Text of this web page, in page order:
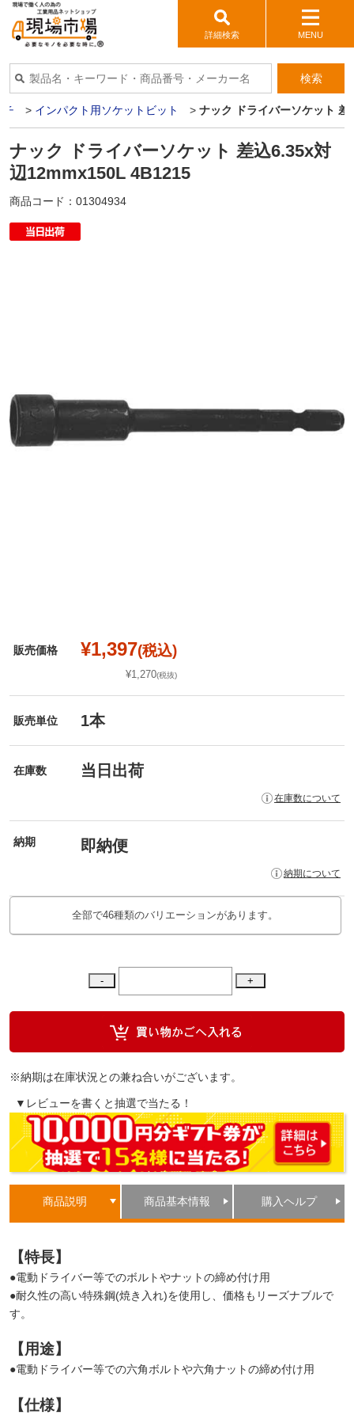
詳細検索 MENU
検索
チ > インパクト用ソケットビット > ナック ドライバーソケット
ナック ドライバーソケット 差込6.35x対
辺12mmx150L 4B1215
商品コード： 01304934
販売価格 ¥1,397(税込)
¥1,270(税抜)
販売単位 1本
在庫数 当日出荷
在庫数について
納期 即納便
納期について
全部で46種類のバリエーションがあります。
※納期は在庫状況との兼ね合いがございます。
▼レビューを書くと抽選で当たる！
商品説明 商品基本情報 購入ヘルプ
【特長】
●電動ドライバー等でのボルトやナットの締め付け用
●耐久性の高い特殊鋼(焼き入れ)を使用し、価格もリーズナブルで
す。
【用途】
●電動ドライバー等での六角ボルトや六角ナットの締め付け用
【仕様】